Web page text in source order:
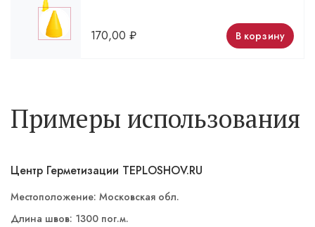
170,00 ₽ В корзину
Примеры использования
Центр Герметизации TEPLOSHOV.RU
Местоположение: Московская обл.
Длина швов: 1300 пог.м.